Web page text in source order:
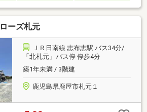
ーズ札元
ＪＲ日南線 志布志駅 バス34分/
「北札元」バス停 停歩4分
築1年未満 / 3階建
鹿児島県鹿屋市札元１